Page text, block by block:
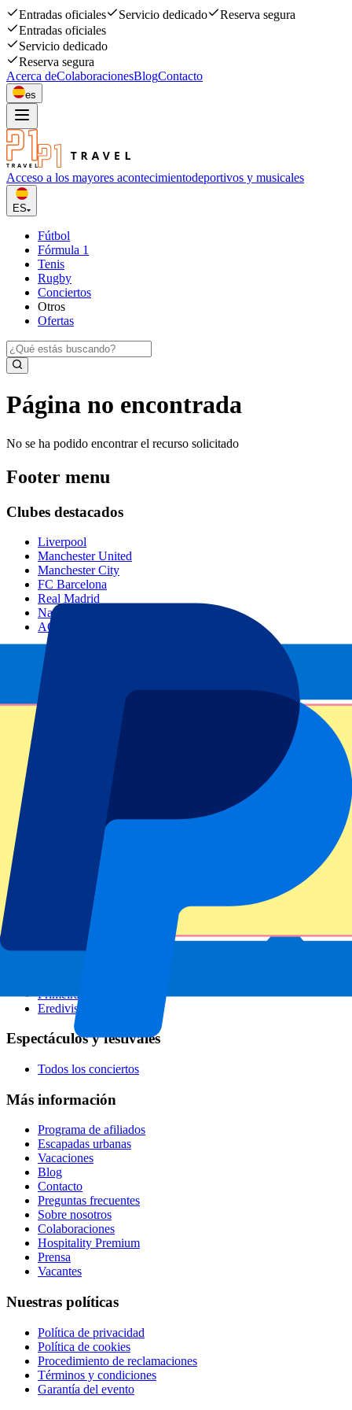
Entradas oficiales Servicio dedicado
Reserva segura
Entradas oficiales
Servicio dedicado
Reserva segura
Acerca deColaboracionesBlogContacto
es
Acceso a los mayores acontecimientodeportivos y musicales
ES
Fútbol
Fórmula 1
Tenis
Rugby
Conciertos
Otros
Ofertas
Página no encontrada
No se ha podido encontrar el recurso solicitado
Footer menu
Clubes destacados
Liverpool
Manchester United
Manchester City
FC Barcelona
Real Madrid
Napoli
AC Milan
Eventos populares
GP España
GP Países Bajos
Todos los deportes
Ligas de fútbol
Champions League
Premier League
Serie A
Primeira Liga
Eredivisie
Espectáculos y festivales
Todos los conciertos
Más información
Programa de afiliados
Escapadas urbanas
Vacaciones
Blog
Contacto
Preguntas frecuentes
Sobre nosotros
Colaboraciones
Hospitality Premium
Prensa
Vacantes
Nuestras políticas
Política de privacidad
Política de cookies
Procedimiento de reclamaciones
Términos y condiciones
Garantía del evento